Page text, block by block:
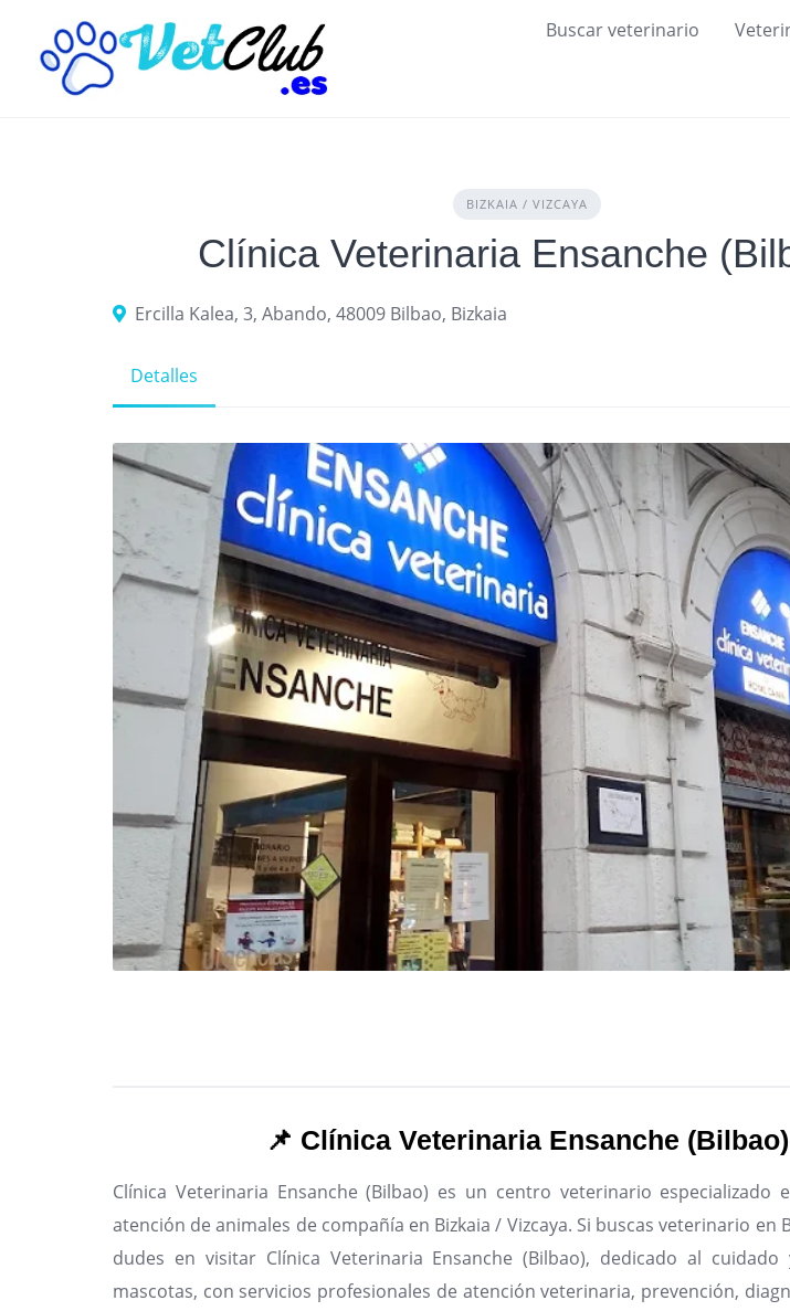
content
Buscar veterinario
BIZKAIA / VIZCAYA
Clínica Veterinaria Ensanche
Ercilla Kalea, 3, Abando, 48009 Bilbao, Bizkaia
Detalles
📌 Clínica Veterinaria Ensanche (Bilbao)
Clínica Veterinaria Ensanche (Bilbao) es un centro veterinario especializado
atención de animales de compañía en Bizkaia / Vizcaya. Si buscas veterinario en
dudes en visitar Clínica Veterinaria Ensanche (Bilbao), dedicado al
mascotas, con servicios profesionales de atención veterinaria, prevención,